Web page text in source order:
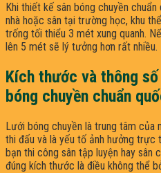
Khi thiết kế sân bóng chuyền
nhà hoặc sân tại trường học, khu
trống tối thiểu 3 mét xung quanh.
lên 5 mét sẽ lý tưởng hơn rất nhiều.
Kích thước và thông
bóng chuyền chuẩn
Lưới bóng chuyền là trung tâm của
thi đấu và là yếu tố ảnh hưởng trực
bạn thi công sân tập luyện hay sân
đúng kích thước là điều không thể